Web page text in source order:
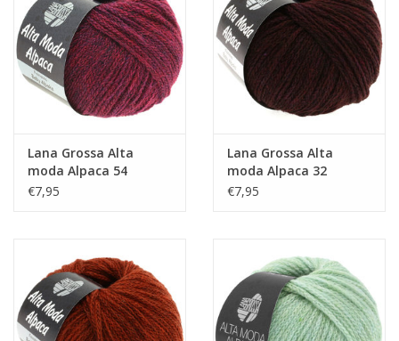
Breien en haken
Handwerk
Sale / Coupons
Cadeaubonnen
Guy's blog
Lana Grossa Alta
moda Alpaca 54
€7,95
Lana Grossa Alta
moda Alpaca 32
€7,95